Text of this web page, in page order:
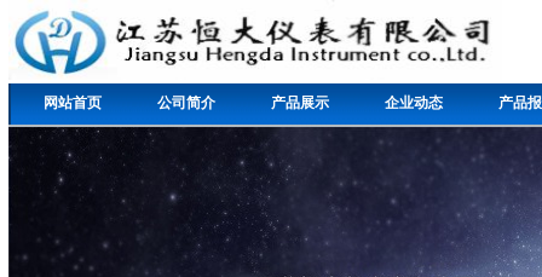
网站首页 公司简介 产品展示 企业动态 产品